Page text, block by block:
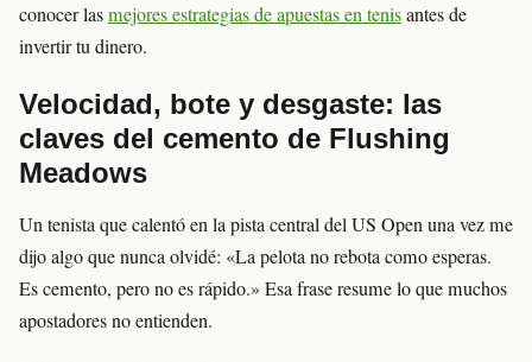
conocer lasmejores estrategias de apuestas en tenisantes de
invertir tu dinero.
Velocidad, bote y desgaste: las
claves del cemento de Flushing
Meadows
Un tenista que calentó en la pista central del US Open una vez me
dijo algo que nunca olvidé: «La pelota no rebota como esperas.
Es cemento, pero no es rápido.» Esa frase resume lo que muchos
apostadores no entienden.